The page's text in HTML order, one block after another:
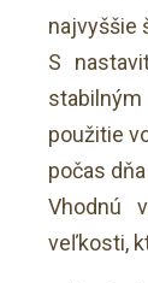
najvyššie
S
použitie
počas
Vhodnú
veľkosti,